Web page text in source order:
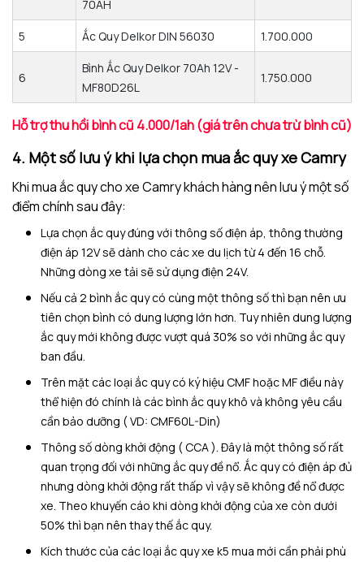
70AH
5 Ắc Quy Delkor DIN 56030 1.700.000
6
Bình Ắc Quy Delkor 70Ah 12V -
MF80D26L
1.750.000
Hỗ trợ thu hồi bình cũ 4.000/1ah (giá trên chưa trừ bình cũ)
4. Một số lưu ý khi lựa chọn mua ắc quy xe Camry
Khi mua ắc quy cho xe Camry khách hàng nên lưu ý một số
điểm chính sau đây:
Lựa chọn ắc quy đúng với thông số điện áp, thông thường
điện áp 12V sẽ dành cho các xe du lịch từ 4 đến 16 chỗ.
Những dòng xe tải sẽ sử dụng điện 24V.
Nếu cả 2 bình ắc quy có cùng một thông số thì bạn nên ưu
tiên chọn bình có dung lượng lớn hơn. Tuy nhiên dung lượng
ắc quy mới không được vượt quá 30% so với những ắc quy
ban đầu.
Trên mặt các loại ắc quy có ký hiệu CMF hoặc MF điều này
thể hiện đó chính là các bình ắc quy khô và không yêu cầu
cần bảo dưỡng ( VD: CMF60L-Din)
Thông số dòng khởi động ( CCA ). Đây là một thông số rất
quan trọng đối với những ắc quy đề nổ. Ắc quy có điện áp đủ
nhưng dòng khởi động rất thấp vì vậy sẽ không đề nổ được
xe. Theo khuyến cáo khi dòng khởi động của xe còn dưới
50% thì bạn nên thay thế ắc quy.
Kích thước của các loại ắc quy xe k5 mua mới cần phải phù